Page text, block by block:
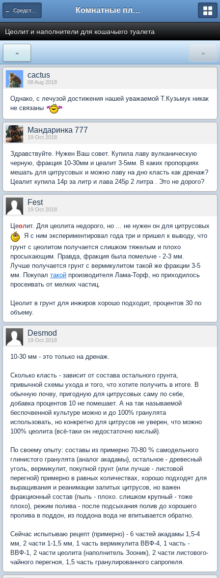
← Средства и оборудование для домашнего сада Комнатные плодовые экзоты
Цеолит и наполнители для кошачьего туалета
« »
cactus
08 Aug 2018
Однако, с лечузой достижения нашей уважаемой Т.Кузьмук никак
не связаны
Мандаринка 777
19 Oct 2018
Здравствуйте. Нужен Ваш совет. Купила лаву вулканическую
черную, фракция 10-30мм и цеалит 3-5мм. В каких пропорциях
мешать для цитрусовых и можно лаву на дно класть как дренаж?
Цеалит купила 14р за литр и лава 245р 2 литра . Это не дорого?
Fest
19 Oct 2018
Цеолит. Для цеолита недорого, но ... не нужен он для цитрусовых
Я с ним экспериментировал года три и пришел к выводу, что
грунт с цеолитом получается слишком тяжелым и плохо
просыхающим. Правда, фракция была помельче - 2-3 мм.
Лучше получается грунт с вермикулитом такой же фракции 3-5
мм. Покупал такой производителя Лама-Торф, но приходилось
просеивать от мелких частиц.
Цеолит в грунт для инжиров хорошо подходит, процентов 30 по
объему.
Desmod
19 Oct 2018
10-30 мм - это только на дренаж.
Сколько класть - зависит от состава остального грунта,
привычной схемы ухода и того, что хотите получить в итоге. В
обычную почву, пригодную для цитрусовых саму по себе,
добавка процентов 10 не помешает. А на так называемой
беспочвенной культуре можно и до 100% гранулята
использовать, но конкретно для цитрусов не уверен, что можно
100% цеолита (всё-таки он недостаточно кислый).
По своему опыту: составы из примерно 70-80 % самодельного
глинистого гранулята (аналог акадамы), остальное - древесный
уголь, вермикулит, покупной грунт (или лучше - листовой
перегной) примерно в равных количествах, хорошо подходят для
выращивания и реанимации залитых цитрусов, но важен
фракционный состав (пыль - плохо. слишком крупный - тоже
плохо), режим полива - после подсыхания полив до хорошего
пролива в поддон, из поддона вода не впитывается обратно.
Сейчас испытываю рецепт (примерно) - 6 частей акадамы 1,5-4
мм, 2 части 1-1,5 мм, 1 часть вермикулита ВВФ-4, 1 часть -
ВВФ-1, 2 части цеолита (наполнитель Зооник), 2 части листового-
чайного перегноя, 1,5 часть гранулированного сапропеля.